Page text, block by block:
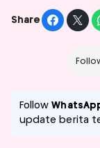
Share
Follow
update berita